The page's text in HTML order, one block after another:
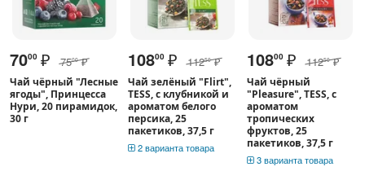
7000 ₽ 7500 ₽
Чай чёрный "Лесные
ягоды", Принцесса
Нури, 20 пирамидок,
30 г
10800 ₽ 11250 ₽
Чай зелёный "Flirt",
TESS, с клубникой и
ароматом белого
персика, 25
пакетиков, 37,5 г
2 варианта товара
10800 ₽ 11250 ₽
Чай чёрный
"Pleasure", TESS, с
ароматом
тропических
фруктов, 25
пакетиков, 37,5 г
3 варианта товара